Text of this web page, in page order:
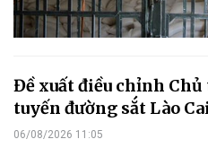
Đề xuất điều chỉnh
tuyến đường sắt Lào
06/08/2026 11:05